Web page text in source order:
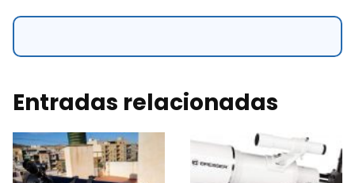
Entradas relacionadas